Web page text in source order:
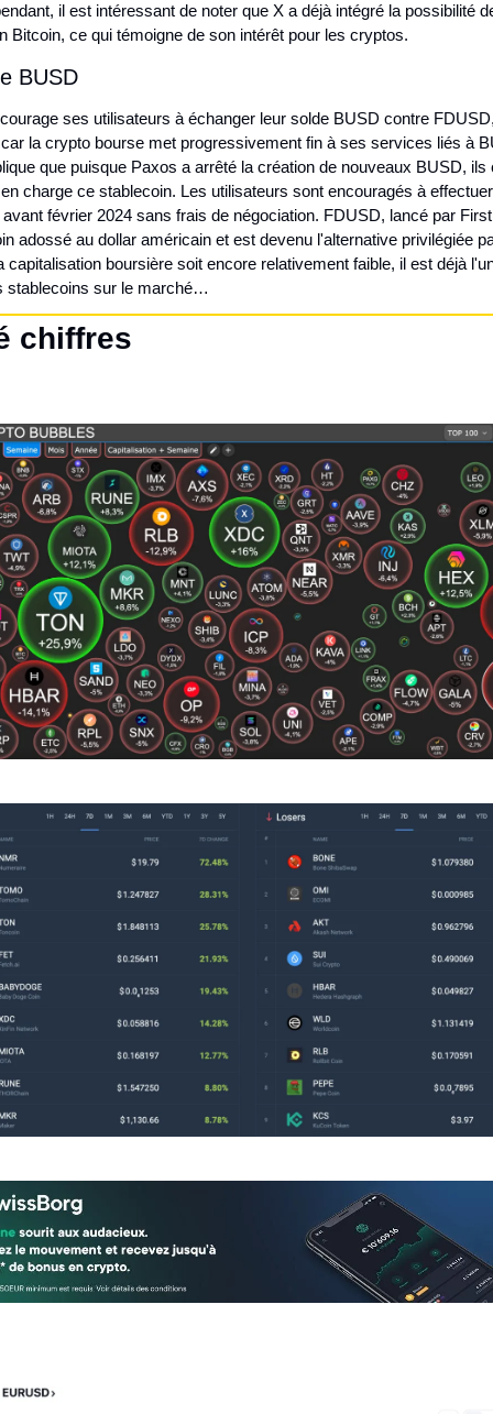
il est intéressant de noter que X a déjà intégré la possibilité
Bitcoin, ce qui témoigne de son intérêt pour les cryptos.
BUSD
ses utilisateurs à échanger leur solde BUSD contre
la crypto bourse met progressivement fin à ses services liés à
que puisque Paxos a arrêté la création de nouveaux BUSD, ils
charge ce stablecoin. Les utilisateurs sont encouragés à
février 2024 sans frais de négociation. FDUSD, lancé par
adossé au dollar américain et est devenu l'alternative privilégiée
capitalisation boursière soit encore relativement faible, il est déjà
stablecoins sur le marché…
chiffres